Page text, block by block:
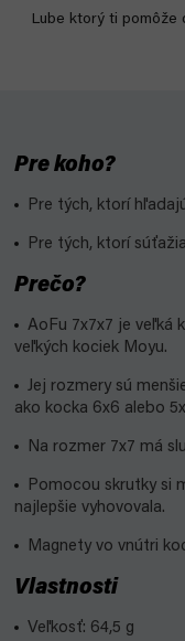
Lube ktorý ti pomôže
Pre koho?
Pre tých, ktorí
Pre tých, ktorí
Prečo?
AoFu 7x7x7 je veľká
veľkých kociek Moyu.
Jej rozmery sú
ako kocka 6x6 alebo
Na rozmer 7x7 má
Pomocou skrutky si
najlepšie vyhovovala.
Magnety vo vnútri
Vlastnosti
Veľkosť: 64,5 g